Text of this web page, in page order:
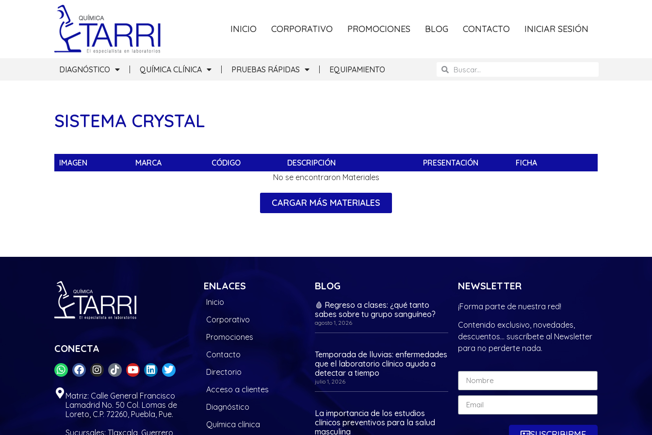
INICIO CORPORATIVO PROMOCIONES BLOG CONTACTO INICIAR SESIÓN
DIAGNÓSTICO QUÍMICA CLÍNICA PRUEBAS RÁPIDAS EQUIPAMIENTO
SISTEMA CRYSTAL
IMAGEN MARCA CÓDIGO DESCRIPCIÓN PRESENTACIÓN
FICHA
No se encontraron Materiales
CARGAR MÁS MATERIALES
CONECTA
Matriz: Calle General Francisco
Lamadrid No. 50 Col. Lomas de
Loreto, C.P. 72260, Puebla, Pue.
Sucursales: Tlaxcala, Guerrero,
ENLACES
Inicio
Corporativo
Promociones
Contacto
Directorio
Acceso a clientes
Diagnóstico
Química clínica
BLOG
🩸 Regreso a clases: ¿qué tanto
sabes sobre tu grupo sanguíneo?
agosto 1, 2026
Temporada de lluvias: enfermedades
que el laboratorio clínico ayuda a
detectar a tiempo
julio 1, 2026
La importancia de los estudios
clínicos preventivos para la salud
masculina
NEWSLETTER
¡Forma parte de nuestra red!
Contenido exclusivo, novedades,
descuentos… suscríbete al Newsletter
para no perderte nada.